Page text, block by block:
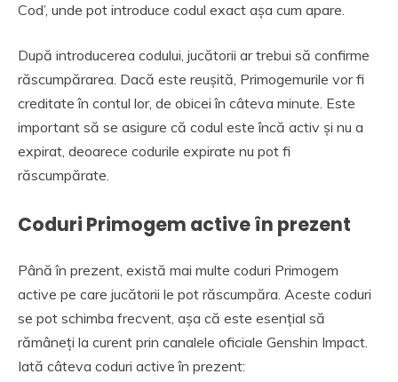
Cod’, unde pot introduce codul exact așa cum apare.
După introducerea codului, jucătorii ar trebui să confirme
răscumpărarea. Dacă este reușită, Primogemurile vor fi
creditate în contul lor, de obicei în câteva minute. Este
important să se asigure că codul este încă activ și nu a
expirat, deoarece codurile expirate nu pot fi
răscumpărate.
Coduri Primogem active în prezent
Până în prezent, există mai multe coduri Primogem
active pe care jucătorii le pot răscumpăra. Aceste coduri
se pot schimba frecvent, așa că este esențial să
rămâneți la curent prin canalele oficiale Genshin Impact.
Iată câteva coduri active în prezent: